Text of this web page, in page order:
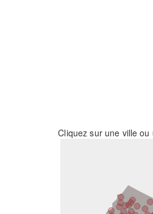
Cliquez sur une ville